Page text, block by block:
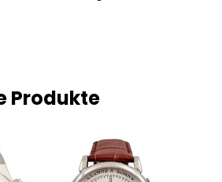
Produkte